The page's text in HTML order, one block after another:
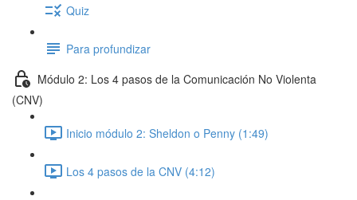
Quiz
Para profundizar
Módulo 2: Los 4 pasos de la Comunicación No Violenta
(CNV)
Inicio módulo 2: Sheldon o Penny (1:49)
Los 4 pasos de la CNV (4:12)